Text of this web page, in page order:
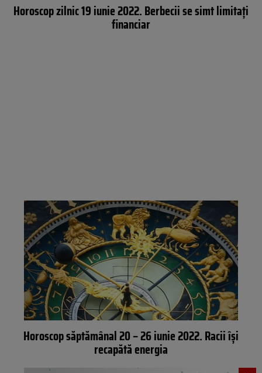
Horoscop zilnic 19 iunie 2022. Berbecii se simt limitați
financiar
Horoscop săptămânal 20 – 26 iunie 2022. Racii își
recapătă energia